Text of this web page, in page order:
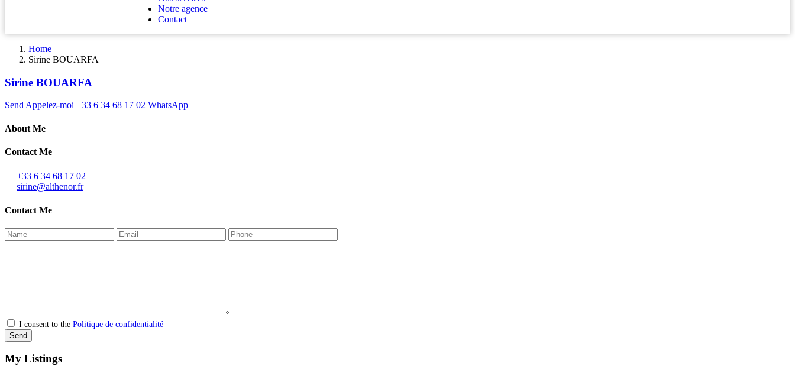
Notre agence
Contact
Home
Sirine BOUARFA
Sirine BOUARFA
SendAppelez-moi +33 6 34 68 17 02 WhatsApp
About Me
Contact Me
+33 6 34 68 17 02
sirine@althenor.fr
Contact Me
I consent to the Politique de confidentialité
My Listings